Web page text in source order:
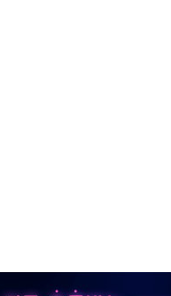
지털·샌디스크↓
…마진 잔액은 사상 최고
더 큰 변수"
·42일 만 도발